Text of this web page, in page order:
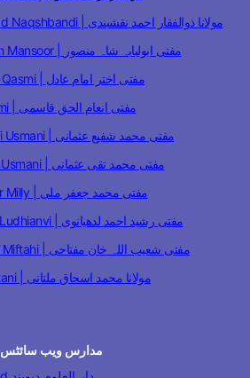
Maulana Zulfiqar Ahmad Naqshbandi | مولانا ذوالفقار احمد نقشبندی
Mufti Abu Lubaba Shah Mansoor | مفتی ابولبابہ شاہ منصور
Mufti Akhtar Imam Adil Qasmi | مفتی اختر امام عادل
Mufti Inam ul Haq Qasmi | مفتی انعام الحق قاسمی
Mufti Muhammad Shafi Usmani | مفتی محمد شفیع عثمانی
Mufti Muhammad Taqi Usmani | مفتی محمد تقی عثمانی
Mufti Muhammad Jafar Milly | مفتی محمد جعفر ملی
Mufti Rasheed Ahmad Ludhianvi | مفتی رشید احمد لدھیانوی
Mufti Shoaibullah Khan Miftahi | مفتی شعیب اللہ خان مفتاحی
Muhammad Ishaq Multani | مولانا محمد اسحاق ملتانی
مدارس ویب سائٹس